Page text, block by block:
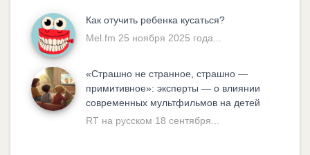
Как отучить ребенка кусаться?
Mel.fm 25 ноября 2025 года...
«Cтрашно не странное, страшно —
примитивное»: эксперты — о влиянии
современных мультфильмов на детей
RT на русском 18 сентября...